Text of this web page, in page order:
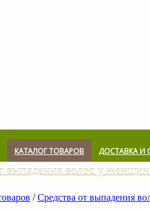
КАТАЛОГ ТОВАРОВ ДОСТАВКА И
выпадения волос у
/Средства от выпадения